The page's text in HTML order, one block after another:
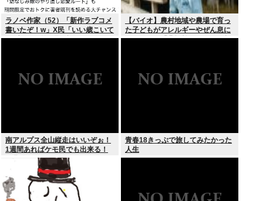
ラノベ作家（52）「新作ラブコメ
書いたぞ！w」X民「いい歳こいて
ラブコメ（笑）恥ずかしくない
【バイオ】農村地域や農場で育っ
た子どもがアレルギーやぜん息に
なりにくい「農場効果」を引き起
南アルプス全山縦走はいいぞぉ！
1週間あればケモ民でも出来る！
お盆休みにやってみなイカ？
青春18きっぷで旅してみたかった
人生